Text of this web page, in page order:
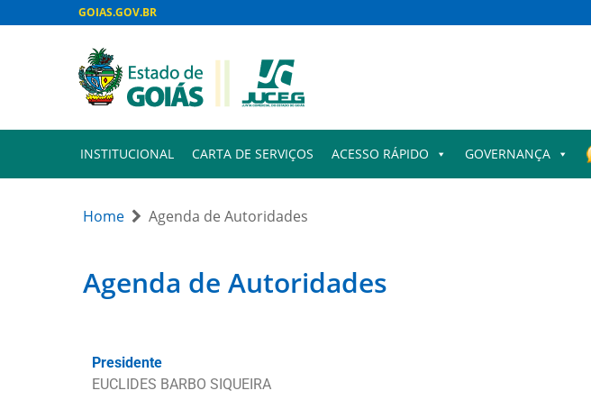
GOIAS.GOV.BR
INSTITUCIONAL CARTA DE SERVIÇOS ACESSO RÁPIDO GOVERNANÇA
Home Agenda de Autoridades
Agenda de Autoridades
Presidente
EUCLIDES BARBO SIQUEIRA